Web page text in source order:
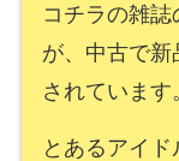
コチラの雑
が、中古で
されています
とあるアイ